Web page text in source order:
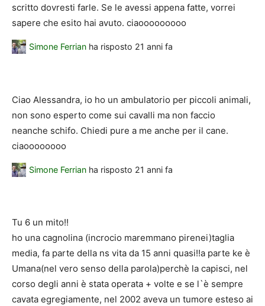
scritto dovresti farle. Se le avessi appena fatte, vorrei
sapere che esito hai avuto. ciaooooooooo
Simone Ferrian ha risposto 21 anni fa
Ciao Alessandra, io ho un ambulatorio per piccoli animali,
non sono esperto come sui cavalli ma non faccio
neanche schifo. Chiedi pure a me anche per il cane.
ciaoooooooo
Simone Ferrian ha risposto 21 anni fa
Tu 6 un mito!!
ho una cagnolina (incrocio maremmano pirenei)taglia
media, fa parte della ns vita da 15 anni quasi!!a parte ke è
Umana(nel vero senso della parola)perchè la capisci, nel
corso degli anni è stata operata + volte e se l`è sempre
cavata egregiamente, nel 2002 aveva un tumore esteso ai